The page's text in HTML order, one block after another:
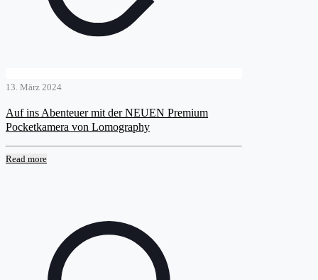
13. März 2024
Auf ins Abenteuer mit der NEUEN Premium
Pocketkamera von Lomography
Read more